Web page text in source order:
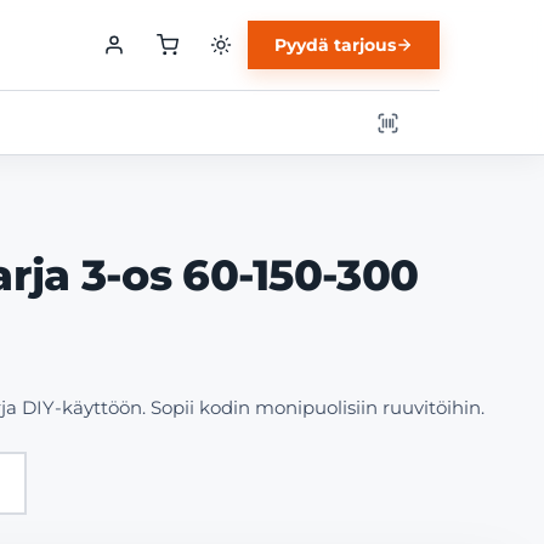
Pyydä tarjous
3-os 60-150-300
DIY-käyttöön. Sopii kodin monipuolisiin ruuvitöihin.